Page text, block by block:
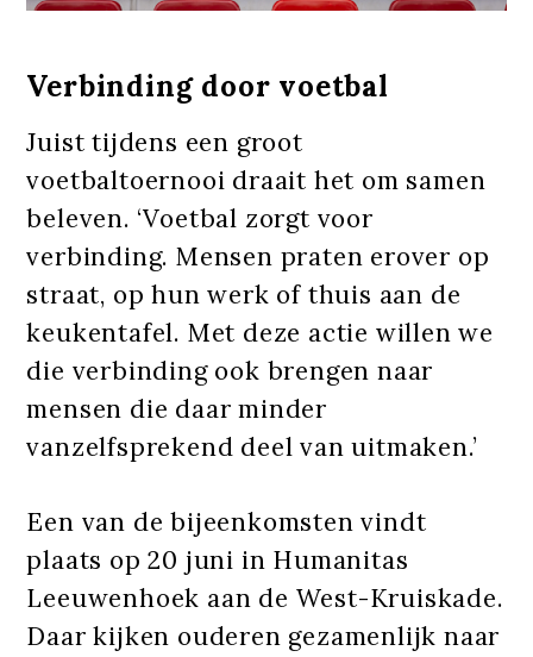
Verbinding door voetbal
Juist tijdens een groot
voetbaltoernooi draait het om samen
beleven. ‘Voetbal zorgt voor
verbinding. Mensen praten erover op
straat, op hun werk of thuis aan de
keukentafel. Met deze actie willen we
die verbinding ook brengen naar
mensen die daar minder
vanzelfsprekend deel van uitmaken.’
Een van de bijeenkomsten vindt
plaats op 20 juni in Humanitas
Leeuwenhoek aan de West-Kruiskade.
Daar kijken ouderen gezamenlijk naar